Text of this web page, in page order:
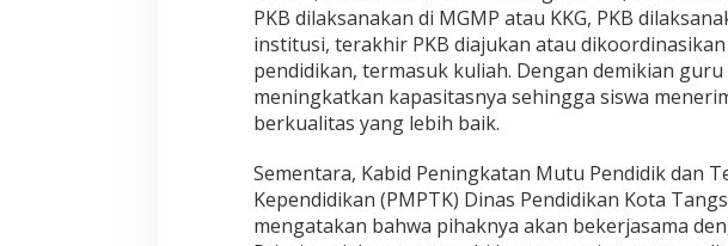
PKB dilaksanakan di MGMP atau KKG, PKB
institusi, terakhir PKB diajukan atau
pendidikan, termasuk kuliah. Dengan demikian
meningkatkan kapasitasnya sehingga siswa
berkualitas yang lebih baik.
Sementara, Kabid Peningkatan Mutu Pendidik dan
Kependidikan (PMPTK) Dinas Pendidikan Kota
mengatakan bahwa pihaknya akan bekerjasama